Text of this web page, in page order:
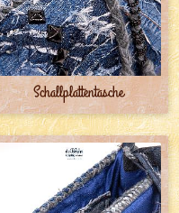
Schallplattentasche